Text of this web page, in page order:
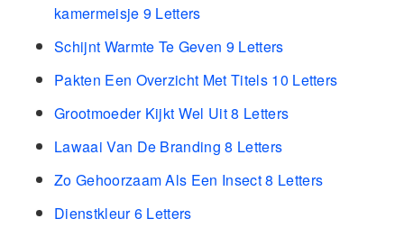
kamermeisje 9 Letters
Schijnt Warmte Te Geven 9 Letters
Pakten Een Overzicht Met Titels 10 Letters
Grootmoeder Kijkt Wel Uit 8 Letters
Lawaai Van De Branding 8 Letters
Zo Gehoorzaam Als Een Insect 8 Letters
Dienstkleur 6 Letters